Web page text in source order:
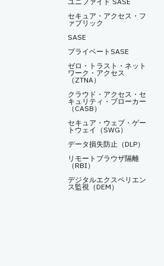
セキュア・アクセス・フ
ァブリック
SASE
プライベートSASE
ゼロ・トラスト・ネット
ワーク・アクセス
（ZTNA）
クラウド・アクセス・セ
キュリティ・ブローカー
（CASB）
セキュア・ウェブ・ゲー
トウェイ（SWG）
データ損失防止（DLP）
リモートブラウザ隔離
（RBI）
デジタルエクスペリエン
ス監視（DEM）